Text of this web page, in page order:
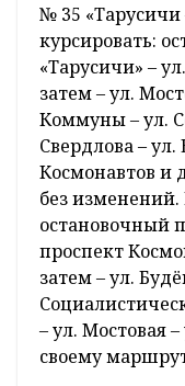
№ 35 «Тарусичи
курсировать:
«Тарусичи» –
затем – ул.
Коммуны – ул.
Свердлова –
Космонавтов и
без
остановочный
проспект
затем – ул.
– ул. Мостовая
своему